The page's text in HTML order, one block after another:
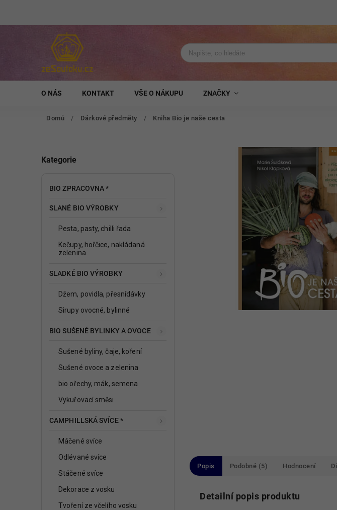
O NÁS KONTAKT VŠE O NÁKUPU ZNAČKY
Domů / Dárkové předměty / Kniha Bio je naše cesta
Kategorie
BIO ZPRACOVNA *
SLANÉ BIO VÝROBKY
Pesta, pasty, chilli řada
Kečupy, hořčice, nakládaná
zelenina
SLADKÉ BIO VÝROBKY
Džem, povidla, přesnídávky
Sirupy ovocné, bylinné
BIO SUŠENÉ BYLINKY A OVOCE
Sušené byliny, čaje, koření
Sušené ovoce a zelenina
bio ořechy, mák, semena
Vykuřovací směsi
CAMPHILLSKÁ SVÍCE *
Máčené svíce
Odlévané svíce
Stáčené svíce
Dekorace z vosku
Tvoření ze včelího vosku
Popis Podobné (5) Hodnocení
Detailní popis produktu